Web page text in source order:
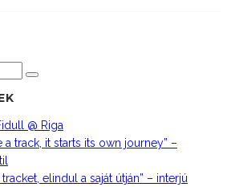
@ Riga
a track, it starts its own journey” –
elindul a saját útján” – interjú